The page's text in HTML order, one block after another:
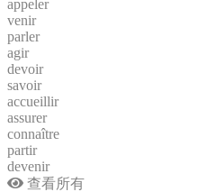
appeler
venir
parler
agir
devoir
savoir
accueillir
assurer
connaître
partir
devenir
查看所有